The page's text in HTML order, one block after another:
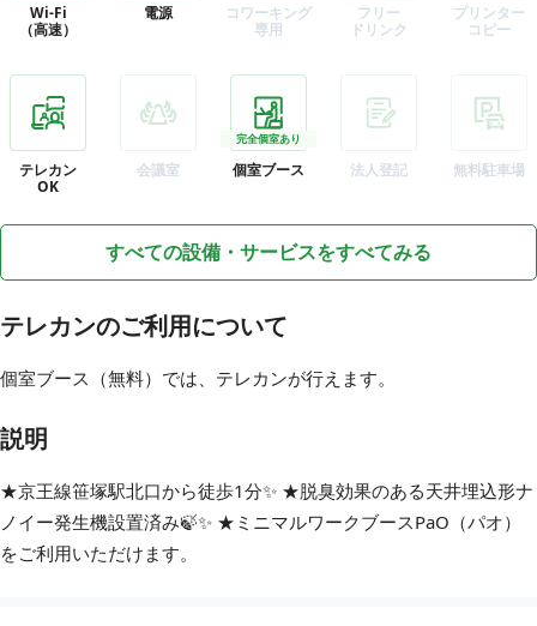
Wi-Fi
（高速）
電源
コワーキング
専用
フリー
ドリンク
プリンター
コピー
テレカン
OK
会議室 個室ブース
完全個室あり
法人登記 無料駐車場
すべての設備・サービスをすべてみる
テレカンのご利用について
個室ブース（無料）では、テレカンが行えます。
説明
★京王線笹塚駅北口から徒歩1分✨ ★脱臭効果のある天井埋込形ナ
ノイー発生機設置済み🍃✨ ★ミニマルワークブースPaO（パオ）
をご利用いただけます。